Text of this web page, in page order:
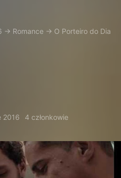
→ Romance → O Porteiro do Dia
2016 4 członkowie